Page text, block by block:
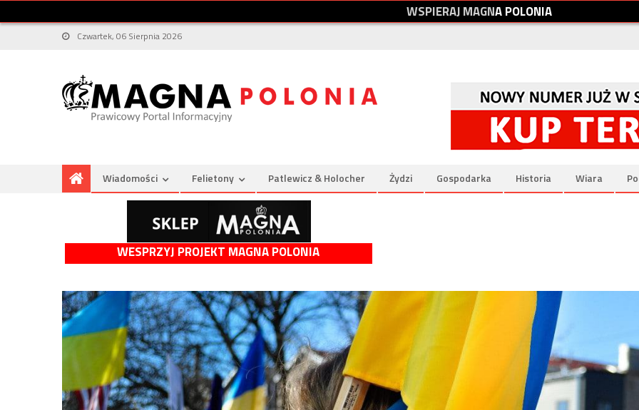
WSPIERAJMAGNAPOLONIA
Czwartek, 06 Sierpnia 2026
Wiadomości Felietony Patlewicz & Holocher Żydzi Gospodarka Historia Wiara
WESPRZYJ PROJEKT MAGNA POLONIA